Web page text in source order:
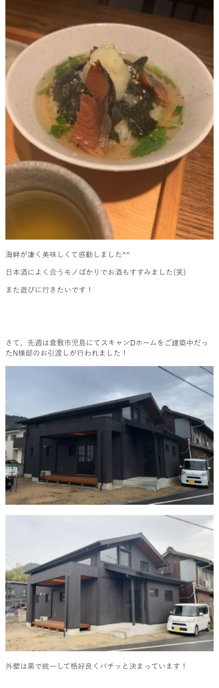
海鮮が凄く美味しくて感動しました^^
日本酒によく合うモノばかりでお酒もすすみました(笑)
また遊びに行きたいです！
さて、先週は倉敷市児島にてスキャンDホームをご建築中だっ
たN様邸のお引渡しが行われました！
外壁は黒で統一して格好良くバチッと決まっています！